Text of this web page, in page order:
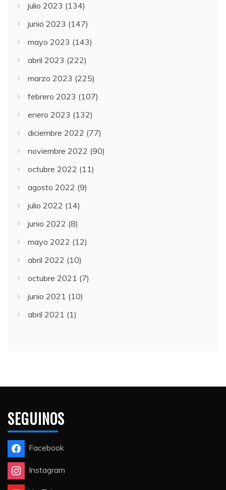
julio 2023 (134)
junio 2023 (147)
mayo 2023 (143)
abril 2023 (222)
marzo 2023 (225)
febrero 2023 (107)
enero 2023 (132)
diciembre 2022 (77)
noviembre 2022 (90)
octubre 2022 (11)
agosto 2022 (9)
julio 2022 (14)
junio 2022 (8)
mayo 2022 (12)
abril 2022 (10)
octubre 2021 (7)
junio 2021 (10)
abril 2021 (1)
SEGUINOS
Facebook
Instagram